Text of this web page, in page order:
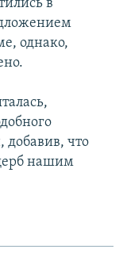
в
однако,
добавив, что
нашим